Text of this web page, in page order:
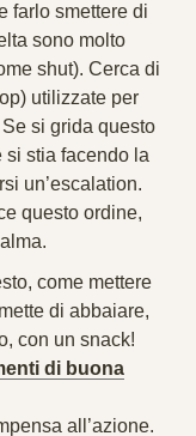
farlo smettere di
sono molto
shut). Cerca di
utilizzate per
si grida questo
si stia facendo la
un’escalation.
questo ordine,
come mettere
di abbaiare,
con un snack!
di buona
all’azione.